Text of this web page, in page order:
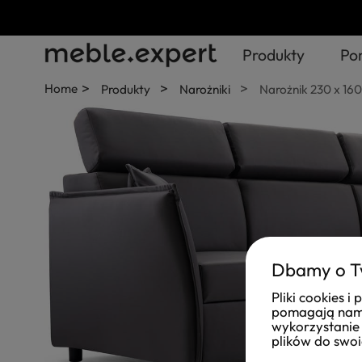
Produkty
Home > Produkty > Narożniki > Narożnik 230 x
Dbamy o
Pliki cookies i
pomagają
wykorzystanie
plików do